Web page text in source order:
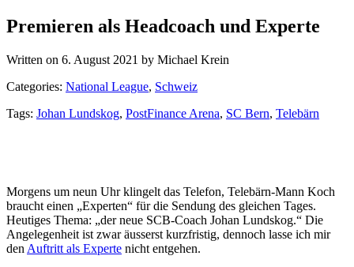
Premieren als Headcoach und Experte
Written on 6. August 2021 by Michael Krein
Categories: National League, Schweiz
Tags: Johan Lundskog, PostFinance Arena, SC Bern, Telebärn
Morgens um neun Uhr klingelt das Telefon, Telebärn-Mann Koch
braucht einen „Experten“ für die Sendung des gleichen Tages.
Heutiges Thema: „der neue SCB-Coach Johan Lundskog.“ Die
Angelegenheit ist zwar äusserst kurzfristig, dennoch lasse ich mir
den Auftritt als Experte nicht entgehen.